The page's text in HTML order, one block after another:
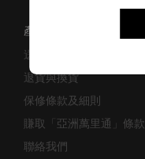
產品支援/常見問題
送貨安排
退貨與換貨
保修條款及細則
賺取「亞洲萬里通」條款
聯絡我們